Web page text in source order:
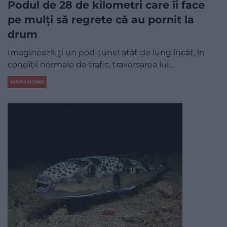
Podul de 28 de kilometri care îi face
pe mulți să regrete că au pornit la
drum
Imaginează-ți un pod-tunel atât de lung încât, în
condiții normale de trafic, traversarea lui…
MAPAMOND